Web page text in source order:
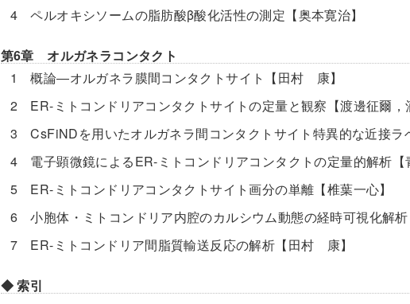
4 ペルオキシソームの脂肪酸β酸化活性の測定【奥本寛治】
第6章 オルガネラコンタクト
1 概論―オルガネラ膜間コンタクトサイト【田村 康】
2 ER-ミトコンドリアコンタクトサイトの定量と観察【渡邊征爾，
3 CsFiNDを用いたオルガネラ間コンタクトサイト特異的な近接
4 電子顕微鏡によるER-ミトコンドリアコンタクトの定量的解析【
5 ER-ミトコンドリアコンタクトサイト画分の単離【椎葉一心】
6 小胞体・ミトコンドリア内腔のカルシウム動態の経時可視化解析
7 ER-ミトコンドリア間脂質輸送反応の解析【田村 康】
◆ 索引